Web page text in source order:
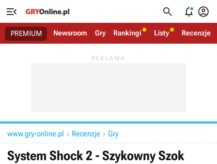
   
PREMIUM Newsroom Gry Rankingi Listy Recenzje
www.gry-online.pl  Recenzje  Gry
System Shock 2 - Szykowny Szok